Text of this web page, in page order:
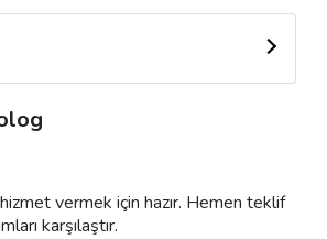
vermek için hazır. Hemen teklif
karşılaştır.